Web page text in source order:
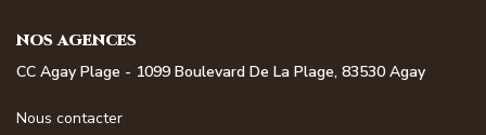
NOS AGENCES
CC Agay Plage - 1099 Boulevard De La Plage, 83530 Agay
Nous contacter